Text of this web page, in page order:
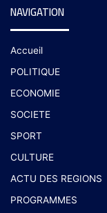
NAVIGATION
Accueil
POLITIQUE
ECONOMIE
SOCIETE
SPORT
CULTURE
ACTU DES REGIONS
PROGRAMMES